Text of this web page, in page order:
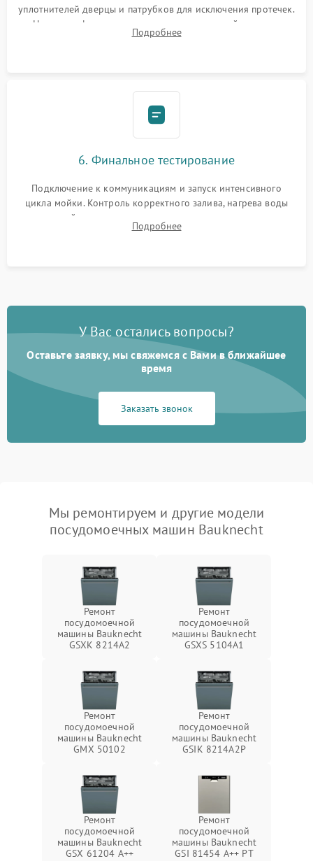
уплотнителей дверцы и патрубков для исключения протечек.
Надежная фиксация хомутов гидравлической системы,
сборка корпуса и установка датчика поплавка.
Подробнее
6. Финальное тестирование
Подключение к коммуникациям и запуск интенсивного
цикла мойки. Контроль корректного залива, нагрева воды
до нужной температуры, отсутствия посторонних шумов,
штатного слива и абсолютной сухости в поддоне.
Подробнее
У Вас остались вопросы?
Оставьте заявку, мы свяжемся с Вами в ближайшее
время
Заказать звонок
Мы ремонтируем и другие модели
посудомоечных машин Bauknecht
Ремонт
посудомоечной
машины Bauknecht
GSXK 8214A2
Ремонт
посудомоечной
машины Bauknecht
GSXS 5104A1
Ремонт
посудомоечной
машины Bauknecht
GMX 50102
Ремонт
посудомоечной
машины Bauknecht
GSIK 8214A2P
Ремонт
посудомоечной
машины Bauknecht
GSX 61204 A++
Ремонт
посудомоечной
машины Bauknecht
GSI 81454 A++ PT